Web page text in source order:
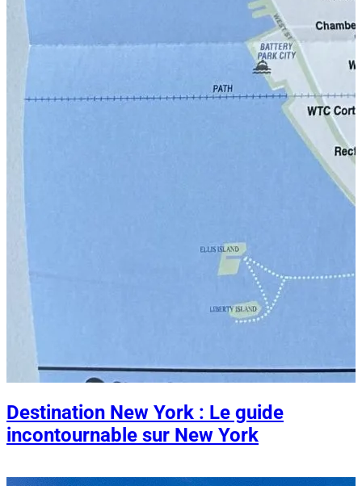
Destination New York : Le guide
incontournable sur New York